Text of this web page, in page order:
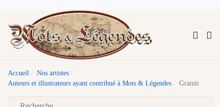
Accueil
Nos artistes
Auteurs et illustrateurs ayant contribué à Mots & Légendes
Gratuit